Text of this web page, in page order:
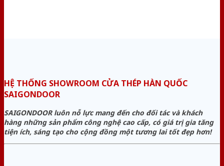
HỆ THỐNG SHOWROOM CỬA THÉP HÀN QUỐC
SAIGONDOOR
SAIGONDOOR luôn nỗ lực mang đến cho đối tác và khách
hàng những sản phẩm công nghệ cao cấp, có giá trị gia tăng
tiện ích, sáng tạo cho cộng đồng một tương lai tốt đẹp hơn!